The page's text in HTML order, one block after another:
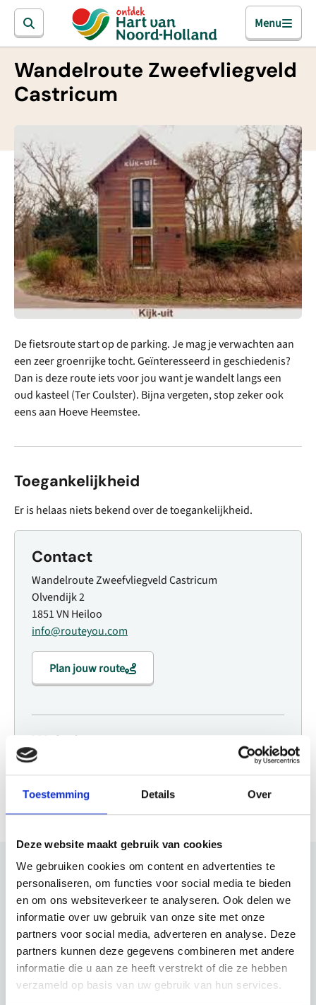
Toestemming Details Over
Deze website maakt gebruik van cookies
We gebruiken cookies om content en advertenties te
personaliseren, om functies voor social media te bieden
en om ons websiteverkeer te analyseren. Ook delen we
informatie over uw gebruik van onze site met onze
partners voor social media, adverteren en analyse. Deze
partners kunnen deze gegevens combineren met andere
informatie die u aan ze heeft verstrekt of die ze hebben
verzameld op basis van uw gebruik van hun services.
Menu
Wandelroute Zweefvliegveld
Castricum
De fietsroute start op de parking. Je mag je verwachten aan
een zeer groenrijke tocht. Geïnteresseerd in geschiedenis?
Dan is deze route iets voor jou want je wandelt langs een
oud kasteel (Ter Coulster). Bijna vergeten, stop zeker ook
eens aan Hoeve Heemstee.
Toegankelijkheid
Er is helaas niets bekend over de toegankelijkheid.
Contact
Wandelroute Zweefvliegveld Castricum
Olvendijk 2
1851 VN Heiloo
info@routeyou.com
Plan jouw route
Website
Bezoek website
Bekijk ook eens
Ontdek de rest van de regio! Bekijk de andere websites om te
zien wat deze prachtige omgeving nog meer te bieden heeft.